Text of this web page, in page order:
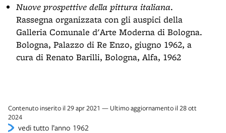
Nuove prospettive della pittura italiana.
Rassegna organizzata con gli auspici della
Galleria Comunale d'Arte Moderna di Bologna.
Bologna, Palazzo di Re Enzo, giugno 1962, a
cura di Renato Barilli, Bologna, Alfa, 1962
Contenuto inserito il 29 apr 2021 — Ultimo aggiornamento il 28 ott
2024
vedi tutto l’anno 1962